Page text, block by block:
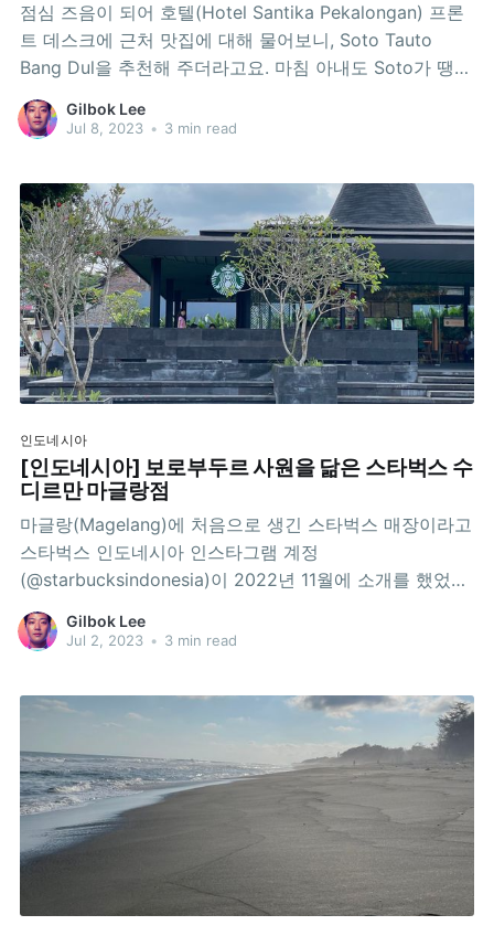
점심 즈음이 되어 호텔(Hotel Santika Pekalongan) 프론
트 데스크에 근처 맛집에 대해 물어보니, Soto Tauto
Bang Dul을 추천해 주더라고요. 마침 아내도 Soto가 땡긴
다고 해서 가봤습니다. 주차장도 꽉 차있고, 손님들로 그득
한게 맛집이 확실하구나 싶었습니다. Tauto가 뭔가 했는
Tauco(따우쪼)는 노란 콩을 발효시켜서 만든 된장/
Gilbok Lee
Jul 8, 2023 • 3 min read
인도네시아
[인도네시아] 보로부두르 사원을 닮은 스타벅스 수
디르만 마글랑점
마글랑(Magelang)에 처음으로 생긴 스타벅스 매장이라고
스타벅스 인도네시아 인스타그램 계정
(@starbucksindonesia)이 2022년 11월에 소개를 했었습
니다. 당시 매우 이 소식이 반갑기는 했지만 집에서 차로 1
시간 거리라 자연스레 들를 수 있는 기회를 기다리다가 시
에 놀러가는 길에 드디어 한번 들르게 되었네요. 마글랑
(Magelang)은
Gilbok Lee
Jul 2, 2023 • 3 min read